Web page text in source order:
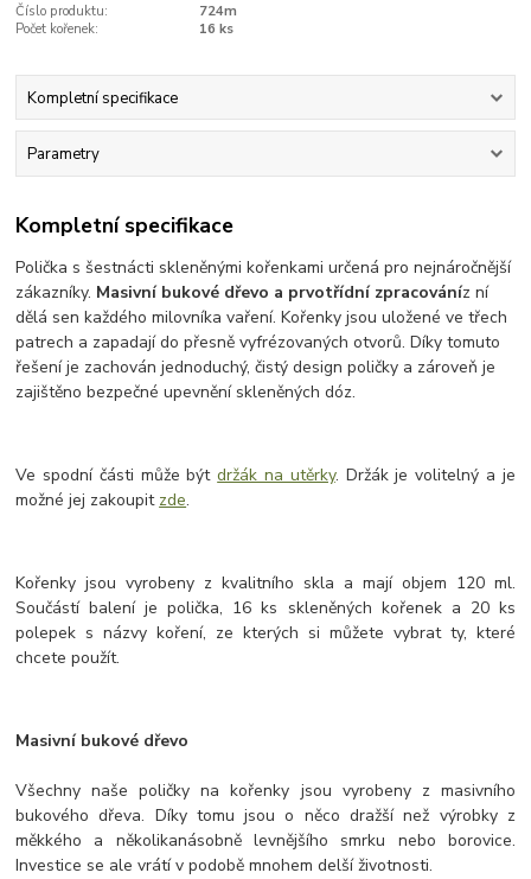
Číslo produktu:
724m
Počet kořenek:
16 ks
Kompletní specifikace
Parametry
Kompletní specifikace
Polička s šestnácti skleněnými kořenkami určená pro nejnáročnější
zákazníky. Masivní bukové dřevo a prvotřídní zpracováníz ní
dělá sen každého milovníka vaření. Kořenky jsou uložené ve třech
patrech a zapadají do přesně vyfrézovaných otvorů. Díky tomuto
řešení je zachován jednoduchý, čistý design poličky a zároveň je
zajištěno bezpečné upevnění skleněných dóz.
Ve spodní části může býtdržák na utěrky. Držák je volitelný a je
možné jej zakoupit zde.
Kořenky jsou vyrobeny z kvalitního skla a mají objem 120 ml.
Součástí balení je polička, 16 ks skleněných kořenek a 20 ks
polepek s názvy koření, ze kterých si můžete vybrat ty, které
chcete použít.
Masivní bukové dřevo
Všechny naše poličky na kořenky jsou vyrobeny z masivního
bukového dřeva. Díky tomu jsou o něco dražší než výrobky z
měkkého a několikanásobně levnějšího smrku nebo borovice.
Investice se ale vrátí v podobě mnohem delší životnosti.